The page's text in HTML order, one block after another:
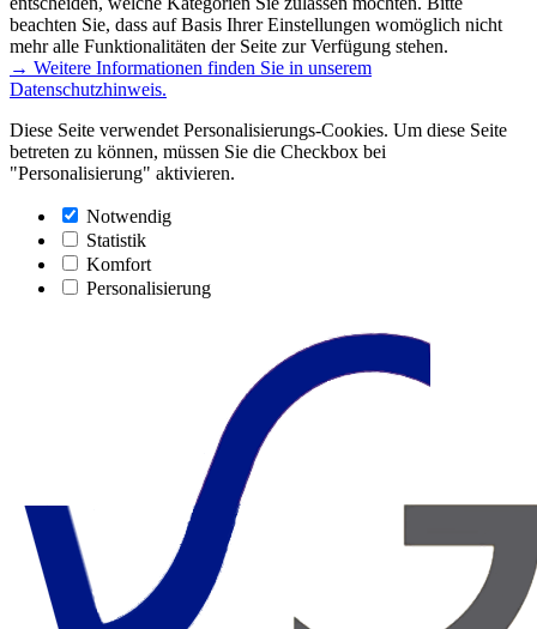
beachten Sie, dass auf Basis Ihrer Einstellungen womöglich nicht
mehr alle Funktionalitäten der Seite zur Verfügung stehen.
→ Weitere Informationen finden Sie in unserem
Datenschutzhinweis.
Diese Seite verwendet Personalisierungs-Cookies. Um diese Seite
betreten zu können, müssen Sie die Checkbox bei
"Personalisierung" aktivieren.
Notwendig
Statistik
Komfort
Personalisierung